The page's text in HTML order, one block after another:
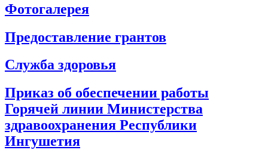
Фотогалерея
Предоставление грантов
Служба здоровья
Приказ об обеспечении работы
Горячей линии Министерства
здравоохранения Республики
Ингушетия